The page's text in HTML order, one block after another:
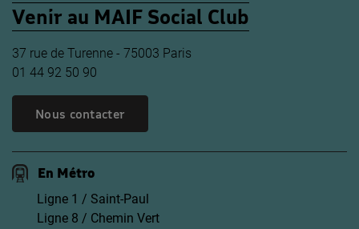
Venir au MAIF Social Club
37 rue de Turenne - 75003 Paris
01 44 92 50 90
Nous contacter
En Métro
Ligne 1 / Saint-Paul
Ligne 8 / Chemin Vert